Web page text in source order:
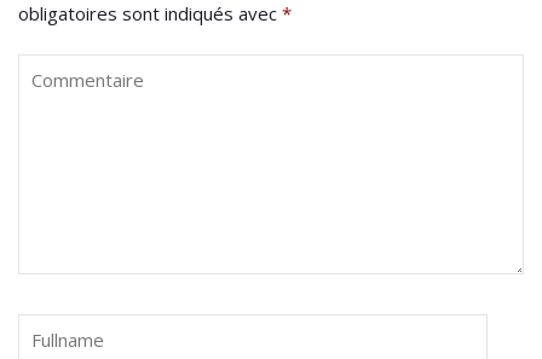
obligatoires sont indiqués avec *